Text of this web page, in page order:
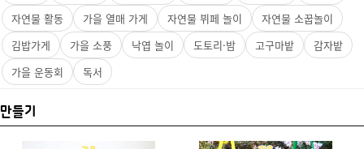
자연물 활동
가을 열매 가게 자연물 뷔페 놀이
자연물 소꿉놀이
김밥가게
가을 소풍 낙엽 놀이 도토리·밤 고구마밭
감자밭
가을 운동회
독서
만들기